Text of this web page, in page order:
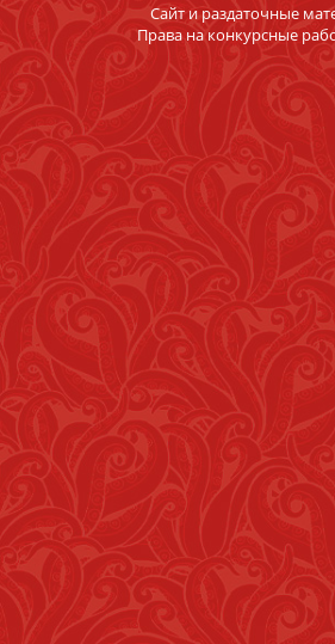
Сайт и раздаточные
Права на конкурсные